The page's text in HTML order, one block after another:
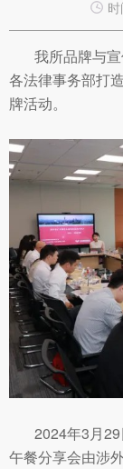
我所品牌与宣
各法律事务部打
牌活动。
2024年3月
午餐分享会由涉